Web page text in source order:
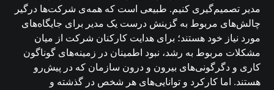
مدیر تصمیم‌گیری کنیم. طبیعی است که همه‌ی شرکت‌ها درگیر
چالش‌های مربوط به گزینش درست یک مدیر برای جایگاه‌های
مورد نیاز خود هستند؛ برای هدایت کارکنان شرکت از میان
مشکلات مربوط به رشد، نبود اطمینان در زمینه‌های گوناگون
کاری و دگرگونی‌های بیرون و درون سازمان که در پیش‌رو
هستند. اما کارکرد و توانایی‌های هر شخص در گذشته و